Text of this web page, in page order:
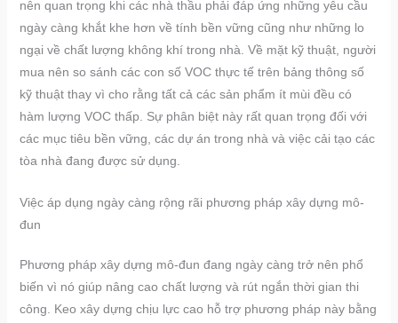
nên quan trọng khi các nhà thầu phải đáp ứng những yêu cầu
ngày càng khắt khe hơn về tính bền vững cũng như những lo
ngại về chất lượng không khí trong nhà. Về mặt kỹ thuật, người
mua nên so sánh các con số VOC thực tế trên bảng thông số
kỹ thuật thay vì cho rằng tất cả các sản phẩm ít mùi đều có
hàm lượng VOC thấp. Sự phân biệt này rất quan trọng đối với
các mục tiêu bền vững, các dự án trong nhà và việc cải tạo các
tòa nhà đang được sử dụng.
Việc áp dụng ngày càng rộng rãi phương pháp xây dựng mô-
đun
Phương pháp xây dựng mô-đun đang ngày càng trở nên phổ
biến vì nó giúp nâng cao chất lượng và rút ngắn thời gian thi
công. Keo xây dựng chịu lực cao hỗ trợ phương pháp này bằng